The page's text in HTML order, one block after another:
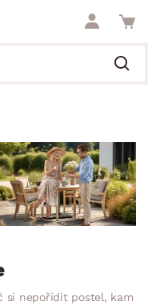
si nepořídit postel, kam